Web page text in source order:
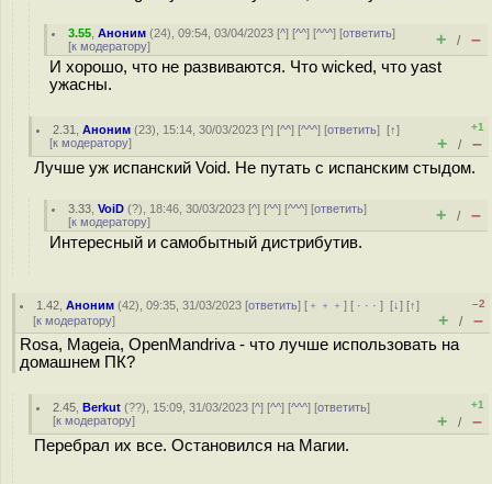
3.55 ,Аноним (24), 09:54, 03/04/2023 [^] [^^] [^^^] [ответить]
[к модератору] + / –
И хорошо, что не развиваются. Что wicked, что yast
ужасны.
2.31 ,Аноним (23), 15:14, 30/03/2023 [^] [^^] [^^^] [ответить][↑]
[к модератору]
+1
+ / –
Лучше уж испанский Void. Не путать с испанским стыдом.
3.33 ,VoiD (?), 18:46, 30/03/2023 [^] [^^] [^^^] [ответить]
[к модератору] + / –
Интересный и самобытный дистрибутив.
1.42 ,Аноним (42), 09:35, 31/03/2023 [ответить] [ ﹢﹢﹢] [ · · ·][↓] [↑]
[к модератору]
–2
+ / –
Rosa, Mageia, OpenMandriva - что лучше использовать на
домашнем ПК?
2.45 ,Berkut (??), 15:09, 31/03/2023 [^] [^^] [^^^] [ответить]
[к модератору]
+1
+ / –
Перебрал их все. Остановился на Магии.